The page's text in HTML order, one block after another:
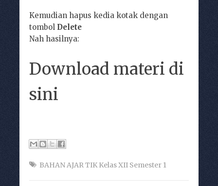
Kemudian hapus kedia kotak dengan
tombol Delete
Nah hasilnya:
Download materi di
sini
BAHAN AJAR TIK Kelas XII Semester 1